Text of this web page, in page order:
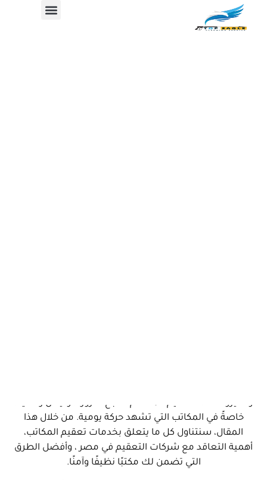
والفيروسات. التعقيم المنتظم أصبح ضرورة، وليس رفاهية،
خاصةً في المكاتب التي تشهد حركة يومية. من خلال هذا
المقال، سنتناول كل ما يتعلق بخدمات تعقيم المكاتب،
أهمية التعاقد مع شركات التعقيم في مصر ، وأفضل الطرق
التي تضمن لك مكتبًا نظيفًا وآمنًا.